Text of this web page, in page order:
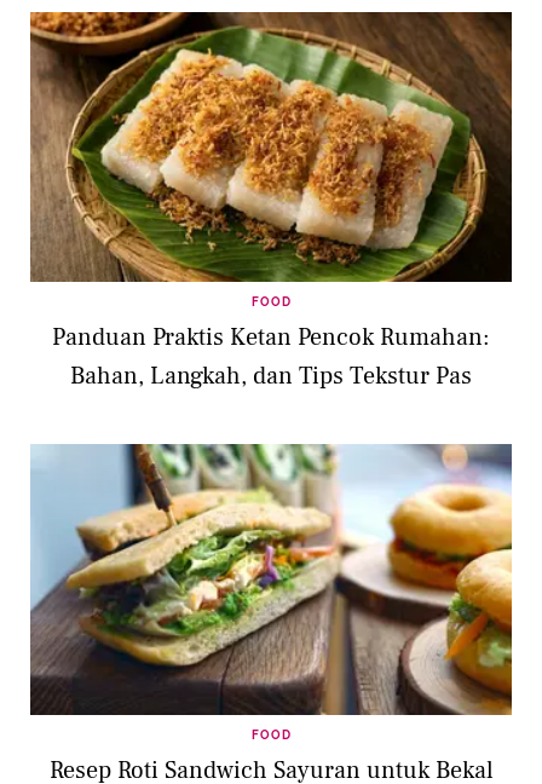
FOOD
Panduan Praktis Ketan Pencok Rumahan:
Bahan, Langkah, dan Tips Tekstur Pas
FOOD
Resep Roti Sandwich Sayuran untuk Bekal